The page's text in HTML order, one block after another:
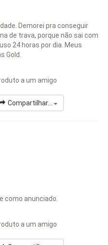
Demorei pra conseguir
de trava, porque não sai com
24 horas por dia. Meus
Gold.
a um amigo
Compartilhar...
como anunciado.
a um amigo